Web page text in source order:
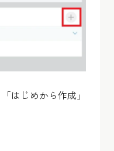
はじめから作成」